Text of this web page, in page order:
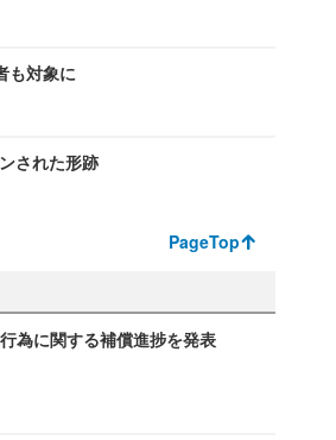
も対象に
された形跡
PageTop
為に関する補償進捗を発表